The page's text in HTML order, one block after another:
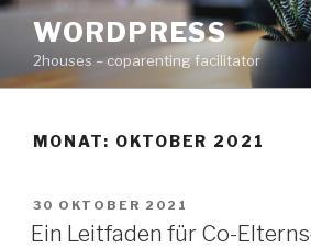
Zum
Inhalt
springen
WORDPRESS
2houses – coparenting facilitator
MONAT: OKTOBER 2021
VERÖFFENTLICHT
AM
30 OKTOBER 2021
Ein Leitfaden für Co-